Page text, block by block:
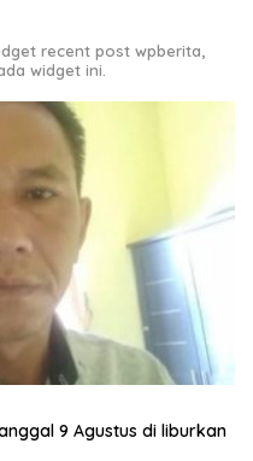
recent post wpberita,
widget ini.
9 Agustus di liburkan